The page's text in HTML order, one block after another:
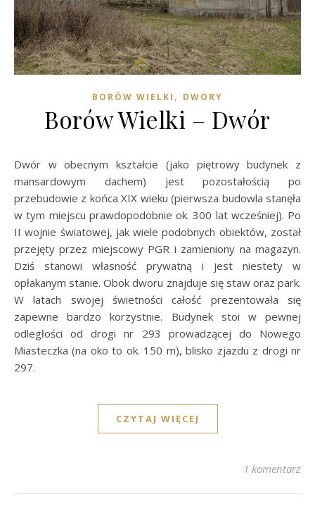
BORÓW WIELKI , DWORY
Borów Wielki – Dwór
Dwór w obecnym kształcie (jako piętrowy budynek z
mansardowym dachem) jest pozostałością po
przebudowie z końca XIX wieku (pierwsza budowla stanęła
w tym miejscu prawdopodobnie ok. 300 lat wcześniej). Po
II wojnie światowej, jak wiele podobnych obiektów, został
przejęty przez miejscowy PGR i zamieniony na magazyn.
Dziś stanowi własność prywatną i jest niestety w
opłakanym stanie. Obok dworu znajduje się staw oraz park.
W latach swojej świetności całość prezentowała się
zapewne bardzo korzystnie. Budynek stoi w pewnej
odległości od drogi nr 293 prowadzącej do Nowego
Miasteczka (na oko to ok. 150 m), blisko zjazdu z drogi nr
297.
CZYTAJ WIĘCEJ
1 komentarz